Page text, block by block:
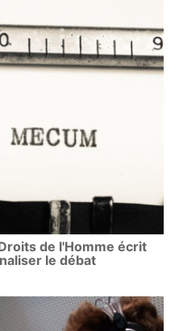
de l'Homme écrit
le débat